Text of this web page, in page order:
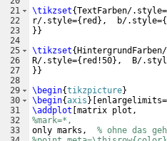
21
22
23
24
25
26
27
28
29
30
31
32
33
\tikzset{TextFarben/.style=
r/.style={ red } ,  b/.style={
}}
\tikzset{
R/.style={ red!50} ,  B/
}}
\begin{tikzpicture}
\begin{axis} [
\addplot [matrix plot,
%mark=*,
only marks, % ohne das